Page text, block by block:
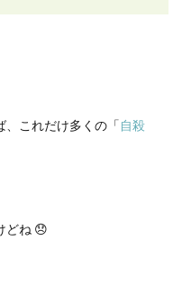
、これだけ多くの「自殺
どね 😞